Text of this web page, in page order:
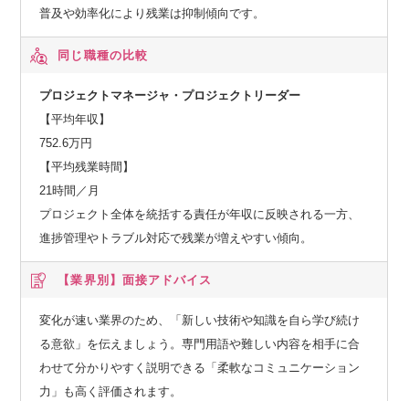
普及や効率化により残業は抑制傾向です。
同じ職種の比較
プロジェクトマネージャ・プロジェクトリーダー
【平均年収】
752.6万円
【平均残業時間】
21時間／月
プロジェクト全体を統括する責任が年収に反映される一方、
進捗管理やトラブル対応で残業が増えやすい傾向。
【業界別】 面接アドバイス
変化が速い業界のため、「新しい技術や知識を自ら学び続け
る意欲」を伝えましょう。専門用語や難しい内容を相手に合
わせて分かりやすく説明できる「柔軟なコミュニケーション
力」も高く評価されます。